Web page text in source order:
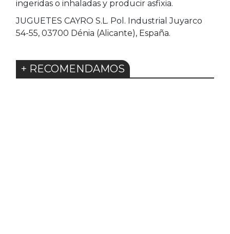
ingeridas o inhaladas y producir asfixia.
JUGUETES CAYRO S.L. Pol. Industrial Juyarco
54-55, 03700 Dénia (Alicante), España.
+ RECOMENDAMOS